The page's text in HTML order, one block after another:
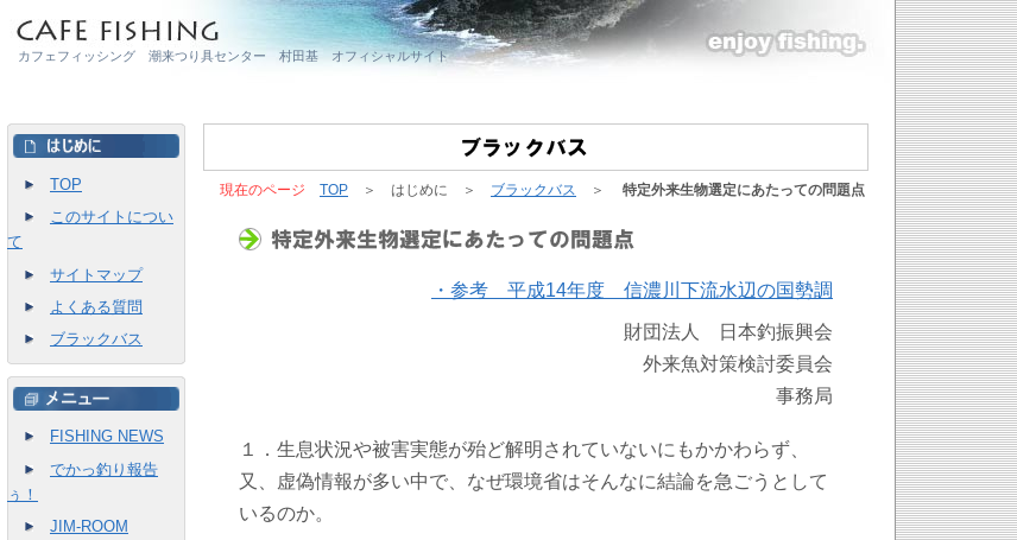
カフェフィッシング 潮来つり具センター 村田基 オフィシャルサイト
TOP
このサイトについ
て
サイトマップ
よくある質問
ブラックバス
FISHING NEWS
でかっ釣り報告
ぅ！
JIM-ROOM
現在のページ TOP ＞ はじめに ＞ ブラックバス ＞ 特定外来生物選定にあたっての問題点
・参考 平成14年度 信濃川下流水辺の国勢調
財団法人 日本釣振興会
外来魚対策検討委員会
事務局
１．生息状況や被害実態が殆ど解明されていないにもかかわらず、
又、虚偽情報が多い中で、なぜ環境省はそんなに結論を急ごうとして
いるのか。